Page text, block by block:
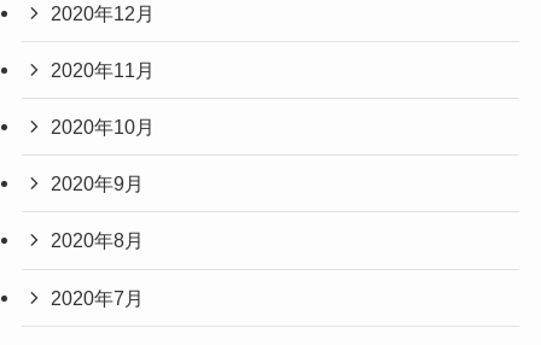
2020年12月
2020年11月
2020年10月
2020年9月
2020年8月
2020年7月